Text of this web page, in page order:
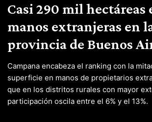
Casi 290 mil hectáreas
manos extranjeras en
provincia de Buenos
Campana encabeza el ranking con la
superficie en manos de propietarios
que en los distritos rurales con mayor
participación oscila entre el 6% y el 13%.